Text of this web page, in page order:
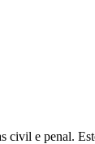
e penal.